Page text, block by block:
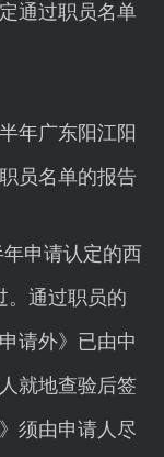
通过职员名单
年广东阳江阳
员名单的报告
申请认定的西
。通过职员的
请外》已由中
就地查验后签
须由申请人尽